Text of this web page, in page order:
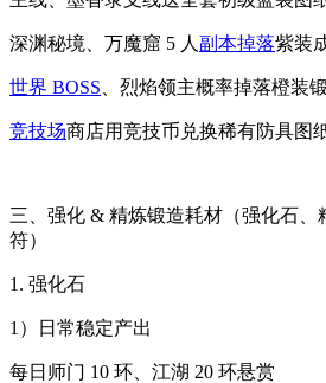
深渊秘境、万魔窟 5 人 副本掉落紫装
世界 BOSS 、烈焰领主概率掉落橙装
竞技场商店用竞技币兑换稀有防具图
三、强化 & 精炼锻造耗材（强化石、
符）
1. 强化石
1）日常稳定产出
每日师门 10 环、江湖 20 环悬赏